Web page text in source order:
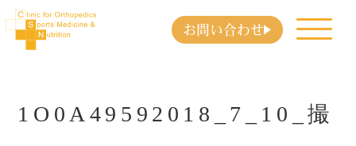
お問い合わせ
1O0A49592018_7_10_撮